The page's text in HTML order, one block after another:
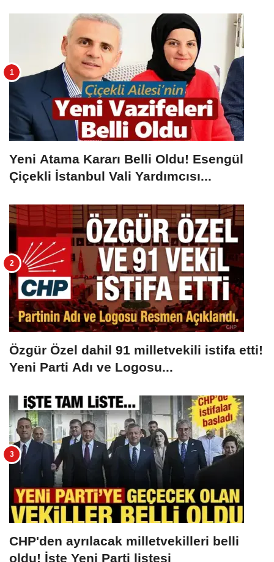
Yeni Atama Kararı Belli Oldu! Esengül
Çiçekli İstanbul Vali Yardımcısı...
Özgür Özel dahil 91 milletvekili istifa etti!
Yeni Parti Adı ve Logosu...
CHP'den ayrılacak milletvekilleri belli
oldu! İşte Yeni Parti listesi